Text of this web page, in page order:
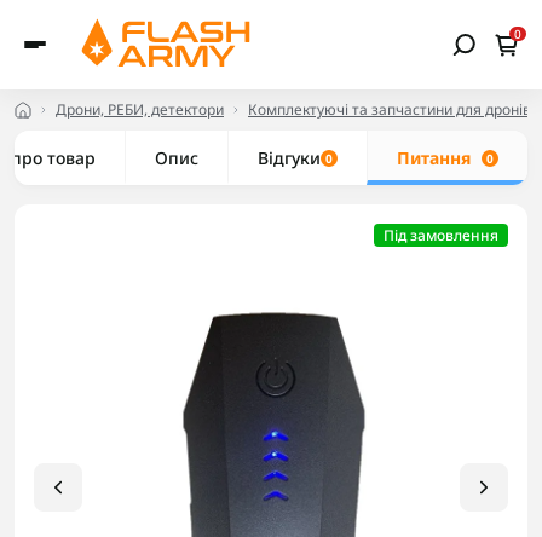
0
Дрони, РЕБИ, детектори Комплектуючі та запчастини для дронів
про товар Опис Відгуки 0 Питання 0
Під замовлення